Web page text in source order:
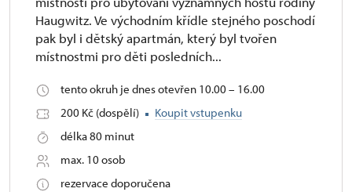
Haugwitz. Ve východním křídle stejného poschodí
pak byl i dětský apartmán, který byl tvořen
místnostmi pro děti posledních...
tento okruh je dnes otevřen 10.00 – 16.00
200 Kč (dospělí)
Koupit vstupenku
délka 80 minut
max. 10 osob
rezervace doporučena